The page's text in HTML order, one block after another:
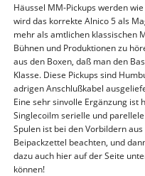
Häussel MM-Pickups werden
wird das korrekte Alnico 5 als
mehr als amtlichen klassischen
Bühnen und Produktionen zu
aus den Boxen, daß man den
Klasse. Diese Pickups sind
adrigen Anschlußkabel
Eine sehr sinvolle Ergänzung ist
Singlecoilm serielle und
Spulen ist bei den Vorbildern
Beipackzettel beachten, und
dazu auch hier auf der Seite
können!